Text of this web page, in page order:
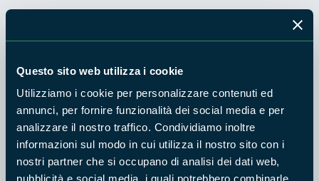
Questo sito web utilizza i cookie
Utilizziamo i cookie per personalizzare contenuti ed
annunci, per fornire funzionalità dei social media e per
analizzare il nostro traffico. Condividiamo inoltre
informazioni sul modo in cui utilizza il nostro sito con i
nostri partner che si occupano di analisi dei dati web,
pubblicità e social media, i quali potrebbero combinarle
A proposito di Mamurra... Itinerario guidato teatralizzato
nell’area archeologica di Gianola.
Mercoledì 6 Agosto ore 18:45 e 19:15 - Gianola (Formia).
Un’affascinantevisita guidatateatralizzata, in cui i visitatori,
accompagnati da narratori in antichi costumi romani,
spettacolare contesto archeologico della Villa di Mamurra, e
verranno a conoscenza del personaggio L. Vitruvio Mamurra